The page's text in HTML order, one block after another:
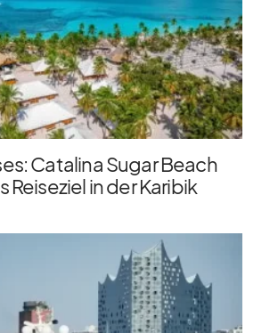
Catalina Sugar Beach
Reiseziel in der Karibik